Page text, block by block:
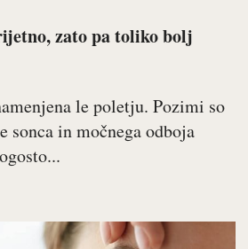
zato pa toliko bolj
le poletju. Pozimi so
sonca in močnega odboja